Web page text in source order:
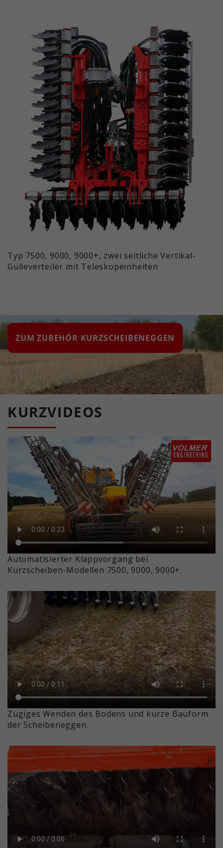
Typ 7500, 9000, 9000+, zwei seitliche Vertikal-
Gülleverteiler mit Teleskopeinheiten
ZUM ZUBEHÖR KURZSCHEIBENEGGEN
KURZVIDEOS
Automatisierter Klappvorgang bei
Kurzscheiben-Modellen 7500, 9000, 9000+.
Zügiges Wenden des Bodens und kurze Bauform
der Scheibeneggen.